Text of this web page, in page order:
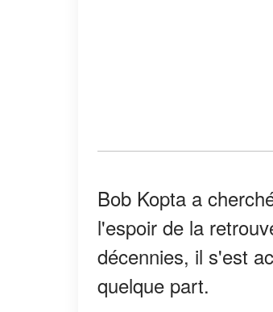
Bob Kopta a
l'espoir de la
décennies, il s'est
quelque part.